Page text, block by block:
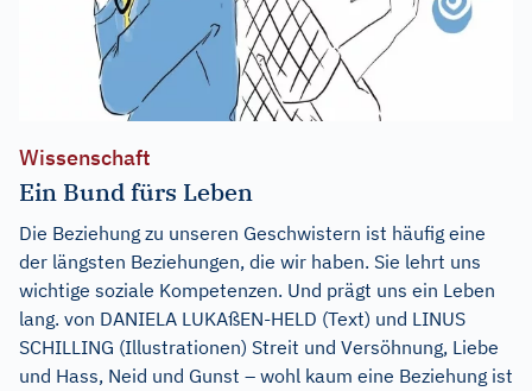
Wissenschaft
Ein Bund fürs Leben
Die Beziehung zu unseren Geschwistern ist häufig eine
der längsten Beziehungen, die wir haben. Sie lehrt uns
wichtige soziale Kompetenzen. Und prägt uns ein Leben
lang. von DANIELA LUKAßEN-HELD (Text) und LINUS
SCHILLING (Illustrationen) Streit und Versöhnung, Liebe
und Hass, Neid und Gunst – wohl kaum eine Beziehung ist